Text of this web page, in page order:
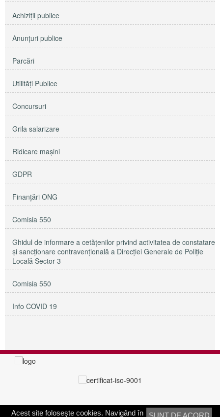
Achiziţii publice
Anunţuri publice
Parcări
Utilităţi Publice
Concursuri
Grila salarizare
Ridicare maşini
GDPR
Finanțări ONG
Comisia 550
Ghidul de informare a cetățenilor privind activitatea de constatare
și sancționare contravențională a Direcției Generale de Poliție
Locală Sector 3
Comisia 550
Info COVID 19
SUNT DE ACORD
Acest site foloseşte cookies. Navigând în